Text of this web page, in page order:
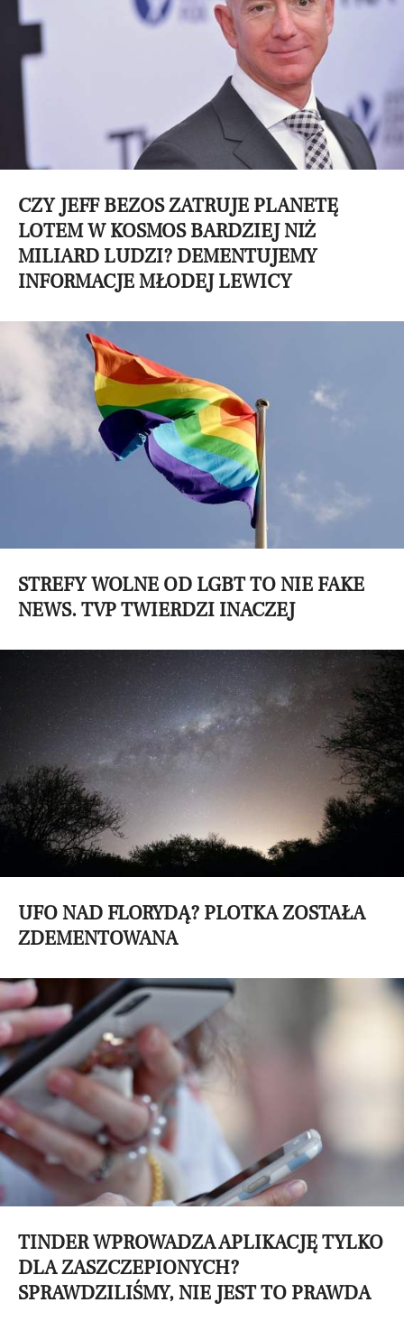
CZY JEFF BEZOS ZATRUJE PLANETĘ
LOTEM W KOSMOS BARDZIEJ NIŻ
MILIARD LUDZI? DEMENTUJEMY
INFORMACJE MŁODEJ LEWICY
STREFY WOLNE OD LGBT TO NIE FAKE
NEWS. TVP TWIERDZI INACZEJ
UFO NAD FLORYDĄ? PLOTKA ZOSTAŁA
ZDEMENTOWANA
TINDER WPROWADZA APLIKACJĘ TYLKO
DLA ZASZCZEPIONYCH?
SPRAWDZILIŚMY, NIE JEST TO PRAWDA